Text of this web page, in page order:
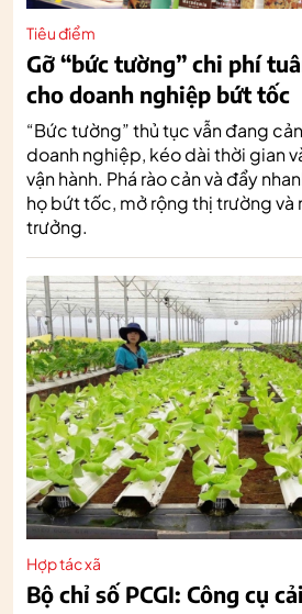
Tiêu điểm
Gỡ “bức tường” chi phí
cho doanh nghiệp bứt tốc
“Bức tường” thủ tục vẫn đang
doanh nghiệp, kéo dài thời gian
vận hành. Phá rào cản và đẩy
họ bứt tốc, mở rộng thị trường và
trưởng.
Hợp tác xã
Bộ chỉ số PCGI: Công cụ